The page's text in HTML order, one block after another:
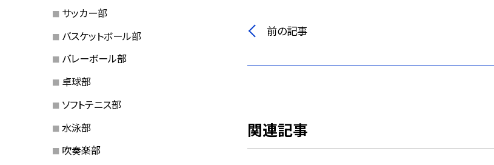
前の記事
関連記事
サッカー部
バスケットボール部
バレーボール部
卓球部
ソフトテニス部
水泳部
吹奏楽部